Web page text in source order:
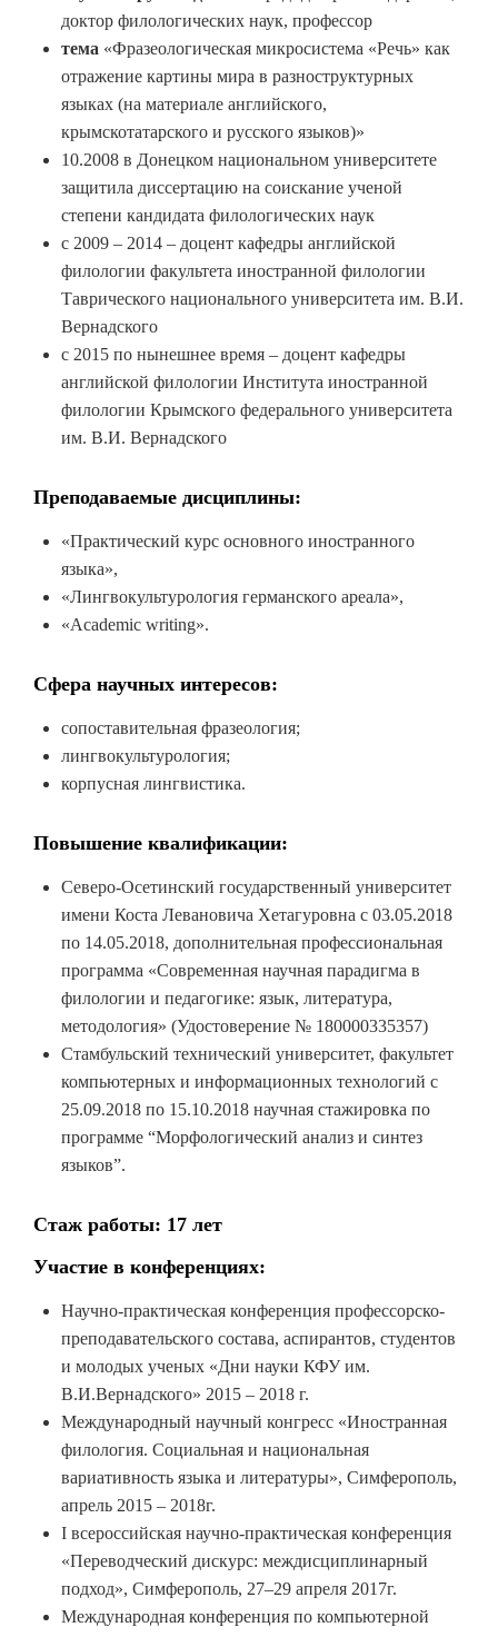
доктор филологических наук, профессор
тема «Фразеологическая микросистема «Речь» как
отражение картины мира в разноструктурных
языках (на материале английского,
крымскотатарского и русского языков)»
10.2008 в Донецком национальном университете
защитила диссертацию на соискание ученой
степени кандидата филологических наук
с 2009 – 2014 – доцент кафедры английской
филологии факультета иностранной филологии
Таврического национального университета им. В.И.
Вернадского
с 2015 по нынешнее время – доцент кафедры
английской филологии Института иностранной
филологии Крымского федерального университета
им. В.И. Вернадского
Преподаваемые дисциплины:
«Практический курс основного иностранного
языка»,
«Лингвокультурология германского ареала»,
«Academic writing».
Сфера научных интересов:
сопоставительная фразеология;
лингвокультурология;
корпусная лингвистика.
Повышение квалификации:
Северо-Осетинский государственный университет
имени Коста Левановича Хетагуровна с 03.05.2018
по 14.05.2018, дополнительная профессиональная
программа «Современная научная парадигма в
филологии и педагогике: язык, литература,
методология» (Удостоверение № 180000335357)
Стамбульский технический университет, факультет
компьютерных и информационных технологий с
25.09.2018 по 15.10.2018 научная стажировка по
программе “Морфологический анализ и синтез
языков”.
Стаж работы: 17 лет
Участие в конференциях:
Научно-практическая конференция профессорско-
преподавательского состава, аспирантов, студентов
и молодых ученых «Дни науки КФУ им.
В.И.Вернадского» 2015 – 2018 г.
Международный научный конгресс «Иностранная
филология. Социальная и национальная
вариативность языка и литературы», Симферополь,
апрель 2015 – 2018г.
I всероссийская научно-практическая конференция
«Переводческий дискурс: междисциплинарный
подход», Симферополь, 27–29 апреля 2017г.
Международная конференция по компьютерной